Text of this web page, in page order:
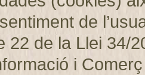
de
22 de la Llei 34/
i